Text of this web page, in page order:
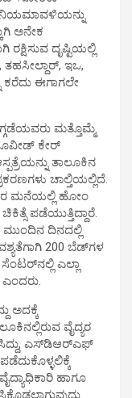
ನಿಯಮಾವಳಿಯನ್ನು
ಅನೇಕ
ರಕ್ಷಿಸುವ ದೃಷ್ಟಿಯಲ್ಲಿ
ಇಒ,
ಈಗಾಗಲೇ
ಮತ್ತೊಮ್ಮೆ
ಕೇರ್
ತಾಲೂಕಿನ
ಚಾಲ್ತಿಯಲ್ಲಿದೆ.
ಮನೆಯಲ್ಲಿ ಹೋಂ
ಪಡೆಯುತ್ತಿದ್ದಾರೆ.
ಮುಂದಿನ ದಿನದಲ್ಲಿ
200 ಬೆಡ್‌ಗಳ
ಎಲ್ಲಾ
ಎಂದರು.
ಅದಕ್ಕೆ
ವೈದ್ಯರ
ಎಸ್‌ಡಿಆರ್‌ಎಫ್
ಹಾಗೂ